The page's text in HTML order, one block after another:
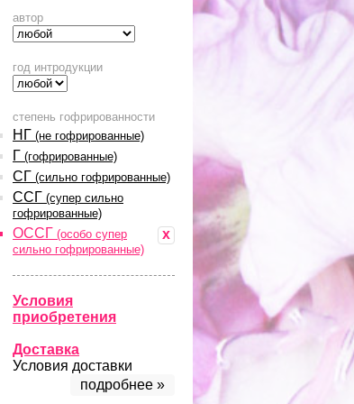
автор
год интродукции
степень гофрированности
НГ (не гофрированные)
Г (гофрированные)
СГ (сильно гофрированные)
ССГ (супер сильно
гофрированные)
x
ОССГ (особо супер
сильно гофрированные)
Условия
приобретения
Доставка
Условия доставки
подробнее »